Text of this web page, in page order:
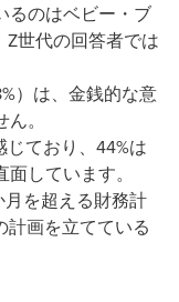
るのはベビー・ブ
世代の回答者では
）は、金銭的な意
。
ており、44%は
しています。
月を超える財務計
計画を立てている